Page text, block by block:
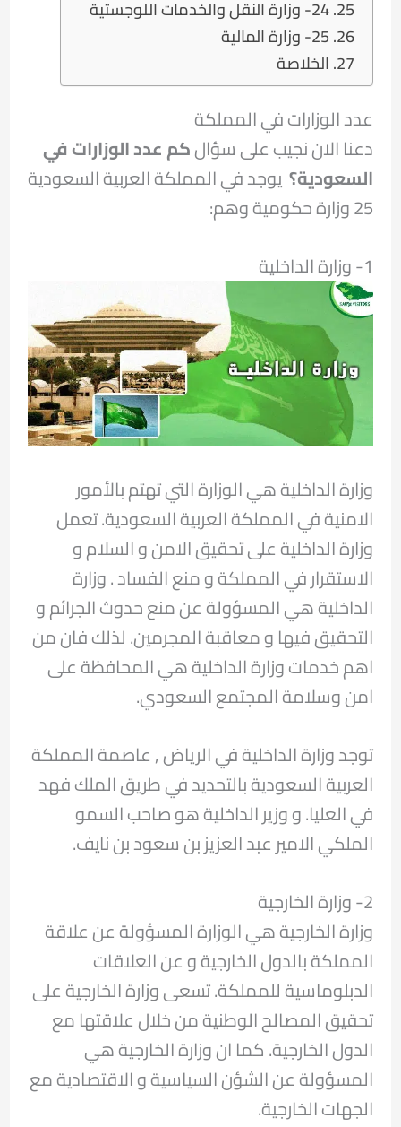
24- وزارة النقل والخدمات اللوجستية
25- وزارة المالية
الخلاصة
عدد الوزارات في المملكة
دعنا الان نجيب على سؤالكم عدد الوزارات في
السعودية؟يوجد في المملكة العربية السعودية
25 وزارة حكومية وهم:
1- وزارة الداخلية
وزارة الداخلية هي الوزارة التي تهتم بالأمور
الامنية في المملكة العربية السعودية. تعمل
وزارة الداخلية على تحقيق الامن و السلام و
الاستقرار في المملكة و منع الفساد . وزارة
الداخلية هي المسؤولة عن منع حدوث الجرائم و
التحقيق فيها و معاقبة المجرمين. لذلك فان من
اهم خدمات وزارة الداخلية هي المحافظة على
امن وسلامة المجتمع السعودي.
توجد وزارة الداخلية في الرياض , عاصمة المملكة
العربية السعودية بالتحديد في طريق الملك فهد
في العليا. و وزير الداخلية هو صاحب السمو
الملكي الامير عبد العزيز بن سعود بن نايف.
2- وزارة الخارجية
وزارة الخارجية هي الوزارة المسؤولة عن علاقة
المملكة بالدول الخارجية و عن العلاقات
الدبلوماسية للمملكة. تسعى وزارة الخارجية على
تحقيق المصالح الوطنية من خلال علاقتها مع
الدول الخارجية. كما ان وزارة الخارجية هي
المسؤولة عن الشؤن السياسية و الاقتصادية مع
الجهات الخارجية.